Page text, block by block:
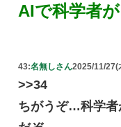
AIで科学者
43:名無しさん2025/11/27(
>>34
ちがうぞ…科学者